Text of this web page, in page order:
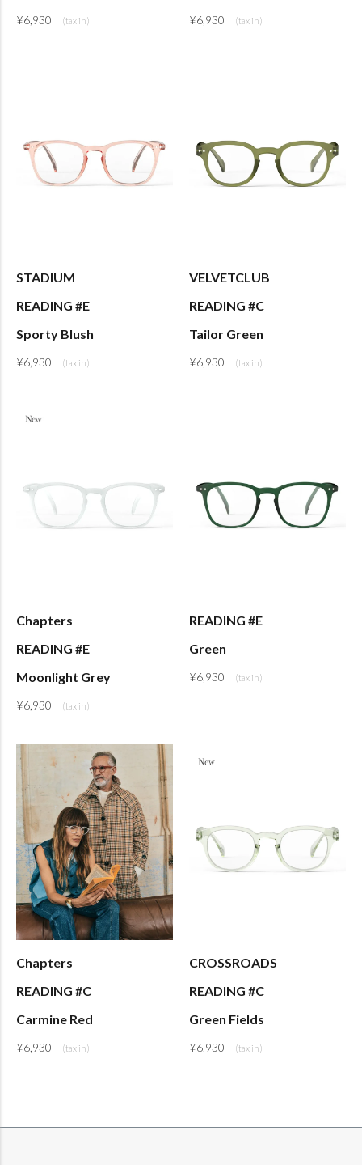
¥6,930 ¥6,930
STADIUM
READING #E
Sporty Blush
¥6,930
VELVETCLUB
READING #C
Tailor Green
¥6,930
Chapters
READING #E
Moonlight Grey
¥6,930
READING #E
Green
¥6,930
Chapters
READING #C
Carmine Red
¥6,930
CROSSROADS
READING #C
Green Fields
¥6,930